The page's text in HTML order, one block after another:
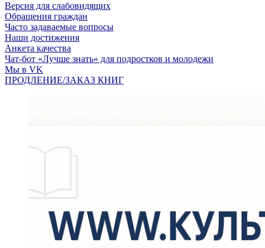
Версия для слабовидящих
Обращения граждан
Часто задаваемые вопросы
Наши достижения
Анкета качества
Чат-бот «Лучше знать» для подростков и молодежи
Мы в VK
ПРОДЛЕНИЕ/ЗАКАЗ КНИГ